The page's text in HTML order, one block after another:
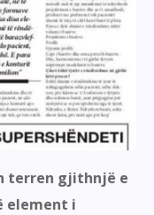
terren gjithnjë e
element i